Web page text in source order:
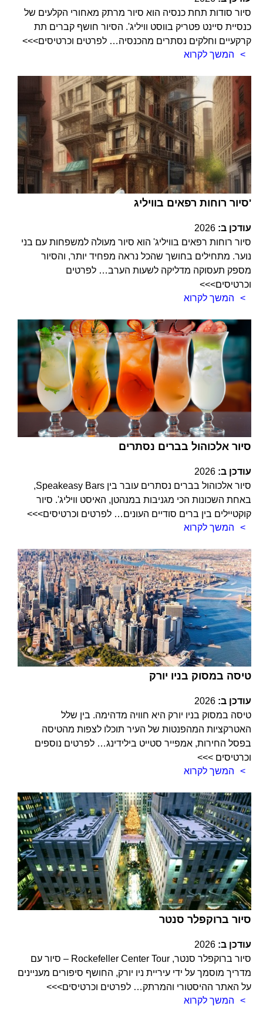
סיור סודות תחת כנסיה הוא סיור מרתק מאחורי הקלעים של
כנסיית סיינט פטריק בווסט וויליג'. הסיור חושף קברים תת
קרקעיים וחלקים נסתרים מהכנסיה… לפרטים וכרטיסים>>>
המשך לקרוא
סיור רוחות רפאים בוויליג'
עודכן ב: 2026
סיור רוחות רפאים בוויליג' הוא סיור מעולה למשפחות עם בני
נוער. מתחילים בחושך שהכל נראה מפחיד יותר, והסיור
מספק תעסוקה מדליקה לשעות הערב… לפרטים
וכרטיסים>>>
המשך לקרוא
סיור אלכוהול בברים נסתרים
עודכן ב: 2026
סיור אלכוהול בברים נסתרים עובר בין Speakeasy Bars,
באחת השכונות הכי מגניבות במנהטן, האיסט וויליג'. סיור
קוקטיילים בין ברים סודיים העונים… לפרטים וכרטיסים>>>
המשך לקרוא
טיסה במסוק בניו יורק
עודכן ב: 2026
טיסה במסוק בניו יורק היא חוויה מדהימה. בין שלל
האטרקציות המהפנטות של העיר תוכלו לצפות מהטיסה
בפסל החירות, אמפייר סטייט בילידינג… לפרטים נוספים
וכרטיסים >>>
המשך לקרוא
סיור ברוקפלר סנטר
עודכן ב: 2026
סיור ברוקפלר סנטר, Rockefeller Center Tour – סיור עם
מדריך מוסמך על ידי עיריית ניו יורק, החושף סיפורים מעניינים
על האתר ההיסטורי והמרתק… לפרטים וכרטיסים>>>
המשך לקרוא